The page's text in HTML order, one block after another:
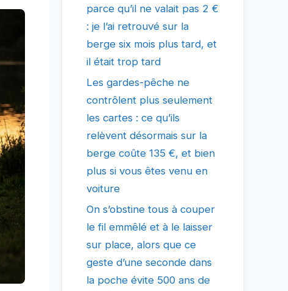
parce qu’il ne valait pas 2 €
: je l’ai retrouvé sur la
berge six mois plus tard, et
il était trop tard
Les gardes-pêche ne
contrôlent plus seulement
les cartes : ce qu’ils
relèvent désormais sur la
berge coûte 135 €, et bien
plus si vous êtes venu en
voiture
On s’obstine tous à couper
le fil emmêlé et à le laisser
sur place, alors que ce
geste d’une seconde dans
la poche évite 500 ans de